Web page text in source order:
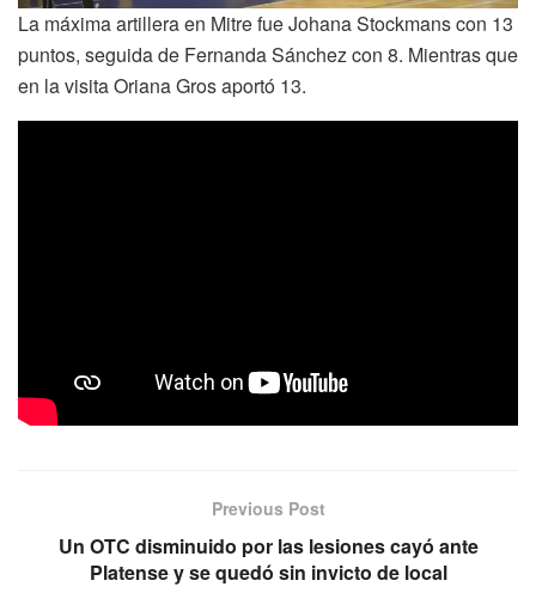
La máxima artillera en Mitre fue Johana Stockmans con 13
puntos, seguida de Fernanda Sánchez con 8. Mientras que
en la visita Oriana Gros aportó 13.
Previous Post
Un OTC disminuido por las lesiones cayó ante
Platense y se quedó sin invicto de local